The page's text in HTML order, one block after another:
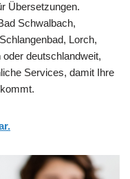
Übersetzungen.
Schwalbach,
Lorch,
deutschlandweit,
Services, damit Ihre